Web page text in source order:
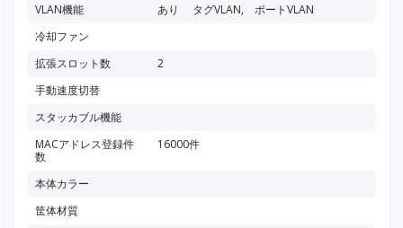
VLAN機能
あり タグVLAN, ポートVLAN
冷却ファン
拡張スロット数
2
手動速度切替
スタッカブル機能
MACアドレス登録件
数
16000件
本体カラー
筐体材質